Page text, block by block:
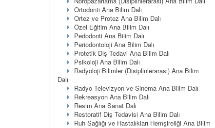
Ortodonti Ana Bilim Dalı
Ortez ve Protez Ana Bilim Dalı
Özel Eğitim Ana Bilim Dalı
Pedodonti Ana Bilim Dalı
Periodontoloji Ana Bilim Dalı
Protetik Diş Tedavi Ana Bilim Dalı
Psikoloji Ana Bilim Dalı
Radyoloji Bilimler (Disiplinlerarası) Ana Bilim
Dalı
Radyo Televizyon ve Sinema Ana Bilim Dalı
Rekreasyon Ana Bilim Dalı
Resim Ana Sanat Dalı
Restoratif Diş Tedavisi Ana Bilim Dalı
Ruh Sağlığı ve Hastalıkları Hemşireliği Ana Bilim